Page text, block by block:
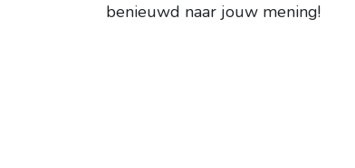
benieuwd naar jouw mening!